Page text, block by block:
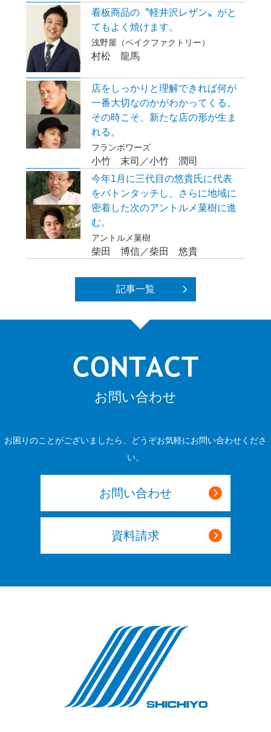
看板商品の〝軽井沢レザン〟がと
てもよく焼けます。
浅野屋（ベイクファクトリー）
村松 龍馬
店をしっかりと理解できれば何が
一番大切なのかがわかってくる。
その時こそ、新たな店の形が生ま
れる。
フランボワーズ
小竹 末司／小竹 潤司
今年1月に三代目の悠貴氏に代表
をバトンタッチし、さらに地域に
密着した次のアントルメ菓樹に進
む。
アントルメ菓樹
柴田 博信／柴田 悠貴
記事一覧
お問い合わせ
お困りのことがございましたら、どうぞお気軽にお問い合わせくださ
い。
お問い合わせ
資料請求